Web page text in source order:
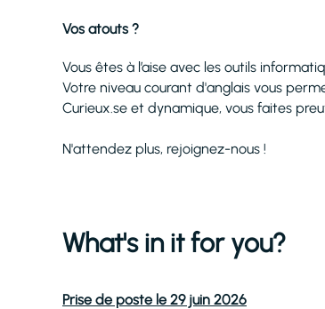
Vos atouts ?
Vous êtes à l’aise avec les outils
Votre niveau courant d'anglais vous
Curieux.se et dynamique, vous faites
N'attendez plus, rejoignez-nous !
What's in it for you?
Prise de poste le 29 juin 2026